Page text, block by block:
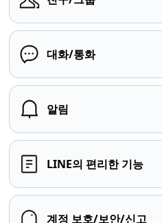
대화/통화
알림
LINE의 편리한 기능
계정 보호/보안/신고